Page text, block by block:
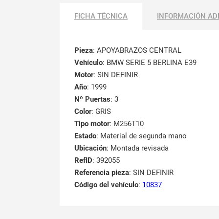
FICHA TÉCNICA INFORMACIÓN
Pieza: APOYABRAZOS CENTRAL
Vehículo: BMW SERIE 5 BERLINA E39
Motor: SIN DEFINIR
Año: 1999
Nº Puertas: 3
Color: GRIS
Tipo motor: M256T10
Estado: Material de segunda mano
Ubicación: Montada revisada
RefID: 392055
Referencia pieza: SIN DEFINIR
Código del vehículo: 10837